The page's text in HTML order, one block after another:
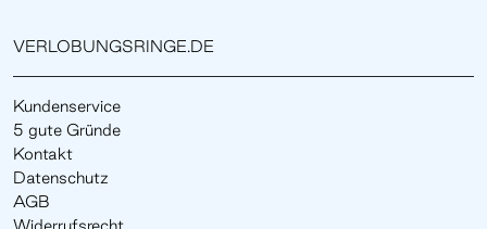
VERLOBUNGSRINGE.DE
Kundenservice
5 gute Gründe
Kontakt
Datenschutz
AGB
Widerrufsrecht